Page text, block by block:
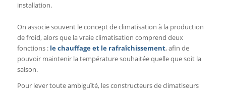
installation.
On associe souvent le concept de climatisation à la production
de froid, alors que la vraie climatisation comprend deux
fonctions : le chauffage et le rafraîchissement, afin de
pouvoir maintenir la température souhaitée quelle que soit la
saison.
Pour lever toute ambiguïté, les constructeurs de climatiseurs